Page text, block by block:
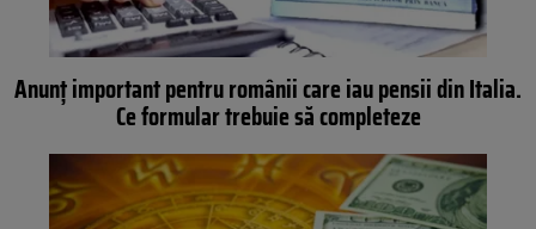
Anunț important pentru românii care iau pensii din Italia.
Ce formular trebuie să completeze